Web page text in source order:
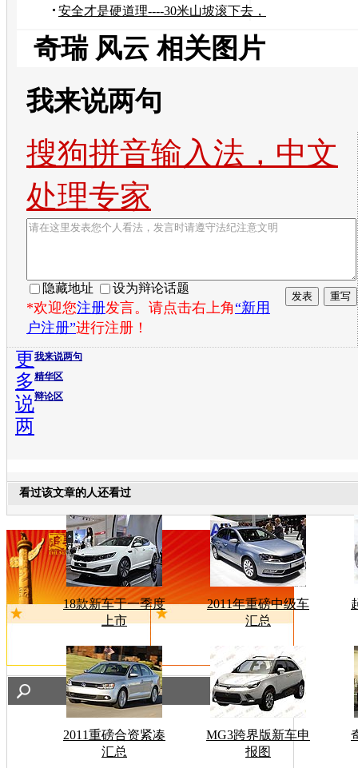
安全才是硬道理----30米山坡滚下去，
奇瑞 风云 相关图片
我来说两句
搜狗拼音输入法，中文
处理专家
隐藏地址 设为辩论话题
*欢迎您注册发言。请点击右上角“新用
户注册”进行注册！
我来说两句
精华区
辩论区
更
多
说
两
看过该文章的人还看过
18款新车于一季度
上市
2011年重磅中级车
汇总
2011重磅合资紧凑
汇总
MG3跨界版新车申
报图